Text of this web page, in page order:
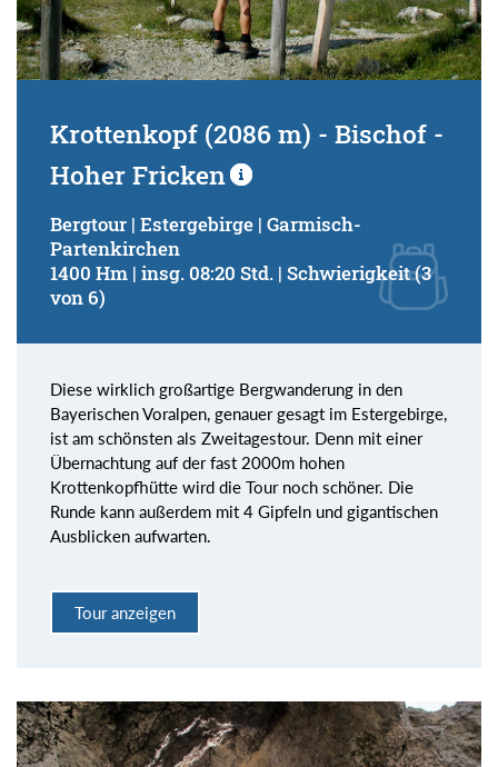
Krottenkopf (2086 m) - Bischof -
Hoher Fricken
Bergtour | Estergebirge | Garmisch-
Partenkirchen
1400 Hm | insg. 08:20 Std. | Schwierigkeit (3
von 6)
Diese wirklich großartige Bergwanderung in den
Bayerischen Voralpen, genauer gesagt im Estergebirge,
ist am schönsten als Zweitagestour. Denn mit einer
Übernachtung auf der fast 2000m hohen
Krottenkopfhütte wird die Tour noch schöner. Die
Runde kann außerdem mit 4 Gipfeln und gigantischen
Ausblicken aufwarten.
Tour anzeigen